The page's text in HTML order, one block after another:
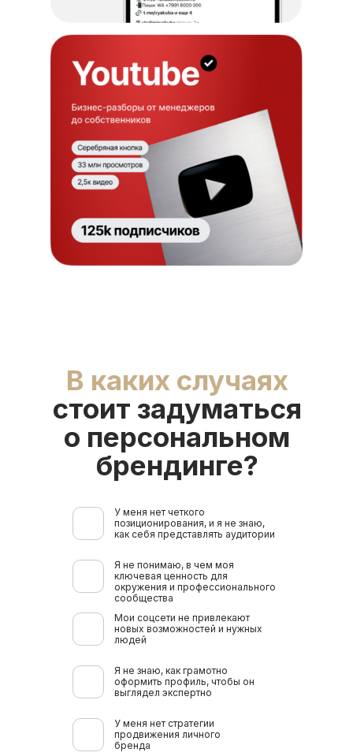
В каких случаях
стоит задуматься
о персональном
брендинге?
У меня нет четкого
позиционирования, и я не знаю,
как себя представлять аудитории
Я не понимаю, в чем моя
ключевая ценность для
окружения и профессионального
сообщества
Мои соцсети не привлекают
новых возможностей и нужных
людей
Я не знаю, как грамотно
оформить профиль, чтобы он
выглядел экспертно
У меня нет стратегии
продвижения личного
бренда